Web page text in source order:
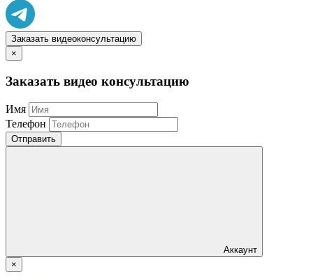
Заказать видеоконсультацию
×
Заказать видео консультацию
Имя
Телефон
Отправить
Аккаунт
×